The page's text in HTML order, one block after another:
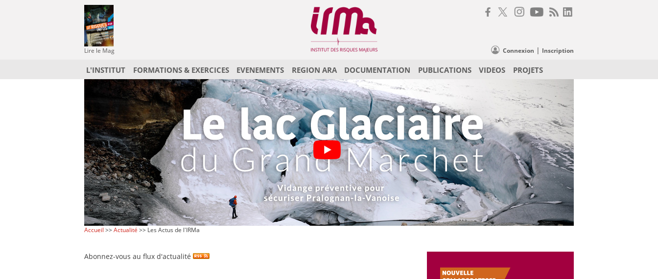
Lire le Mag Connexion | Inscription
L'INSTITUT FORMATIONS & EXERCICES EVENEMENTS REGION ARA DOCUMENTATION PUBLICATIONS VIDEOS PROJETS
Accueil >>Actualité >> Les Actus de l'IRMa
Abonnez-vous au flux d'actualité